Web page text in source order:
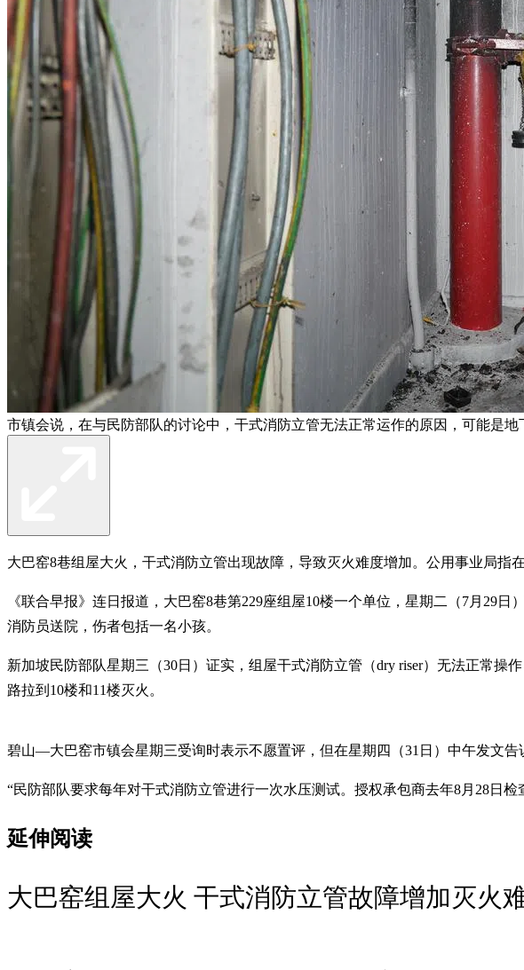
市镇会说，在与民防部队的讨论中，干式消防立管无法正常运作的原因，可能是
大巴窑8巷组屋大火，干式消防立管出现故障，导致灭火难度增加。公用事业局
《联合早报》连日报道，大巴窑8巷第229座组屋10楼一个单位，星期二（7月29日
消防员送院，伤者包括一名小孩。
新加坡民防部队星期三（30日）证实，组屋干式消防立管（dry riser）无法正常
路拉到10楼和11楼灭火。
碧山—大巴窑市镇会星期三受询时表示不愿置评，但在星期四（31日）中午发文
“民防部队要求每年对干式消防立管进行一次水压测试。授权承包商去年8月28日
延伸阅读
大巴窑组屋大火 干式消防立管故障增加灭火